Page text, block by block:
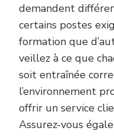
demandent
certains postes
formation que
veillez à ce que
soit entraînée
l’environnement
offrir un service
Assurez-vous